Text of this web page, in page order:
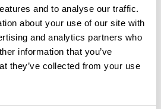
and to analyse our traffic.
about your use of our site with
and analytics partners who
information that you’ve
they’ve collected from your use
un avis
vélo de 84,1 km à proximité de